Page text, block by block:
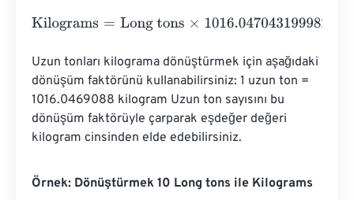
Kilograms=Long tons ×1016.047043199982
Uzun tonları kilograma dönüştürmek için aşağıdaki
dönüşüm faktörünü kullanabilirsiniz: 1 uzun ton =
1016.0469088 kilogram Uzun ton sayısını bu
dönüşüm faktörüyle çarparak eşdeğer değeri
kilogram cinsinden elde edebilirsiniz.
Örnek: Dönüştürmek 10 Long tons ile Kilograms